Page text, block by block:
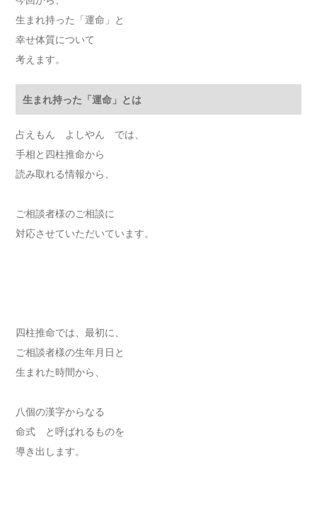
生まれ持った「運命」と
幸せ体質について
考えます。
生まれ持った「運命」とは
占えもん よしやん では、
手相と四柱推命から
読み取れる情報から、
ご相談者様のご相談に
対応させていただいています。
四柱推命では、最初に、
ご相談者様の生年月日と
生まれた時間から、
八個の漢字からなる
命式 と呼ばれるものを
導き出します。